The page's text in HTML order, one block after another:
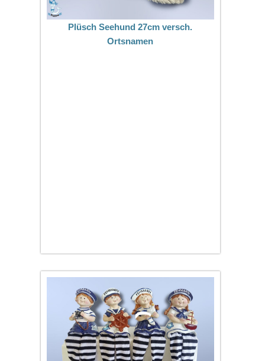
Plüsch Seehund 27cm versch.
Ortsnamen